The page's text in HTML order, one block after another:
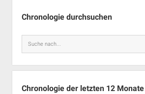
Chronologie durchsuchen
Chronologie der letzten 12 Monate